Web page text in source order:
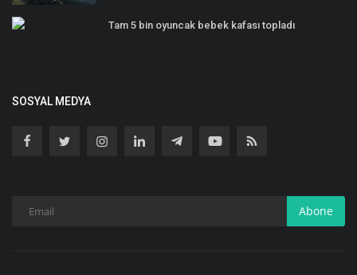
Tam 5 bin oyuncak bebek kafası topladı
SOSYAL MEDYA
Abone